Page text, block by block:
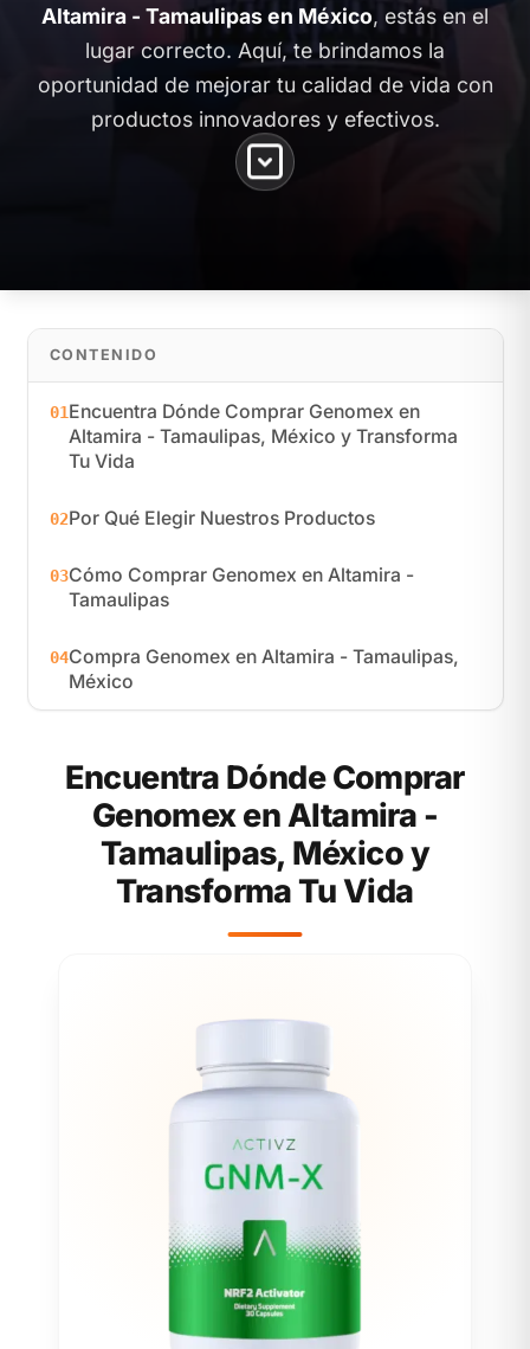
Altamira - Tamaulipas en México, estás en el
lugar correcto. Aquí, te brindamos la
oportunidad de mejorar tu calidad de vida con
productos innovadores y efectivos.
CONTENIDO
01Encuentra Dónde Comprar Genomex en
Altamira - Tamaulipas, México y Transforma
Tu Vida
02Por Qué Elegir Nuestros Productos
03Cómo Comprar Genomex en Altamira -
Tamaulipas
04Compra Genomex en Altamira - Tamaulipas,
México
Encuentra Dónde Comprar
Genomex en Altamira -
Tamaulipas, México y
Transforma Tu Vida